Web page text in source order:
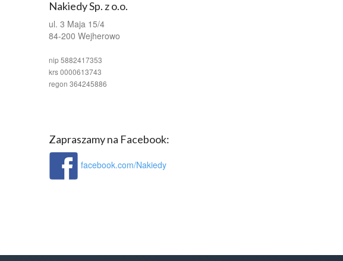
Nakiedy Sp. z o.o.
ul. 3 Maja 15/4
84-200 Wejherowo
nip 5882417353
krs 0000613743
regon 364245886
Zapraszamy na Facebook:
facebook.com/Nakiedy